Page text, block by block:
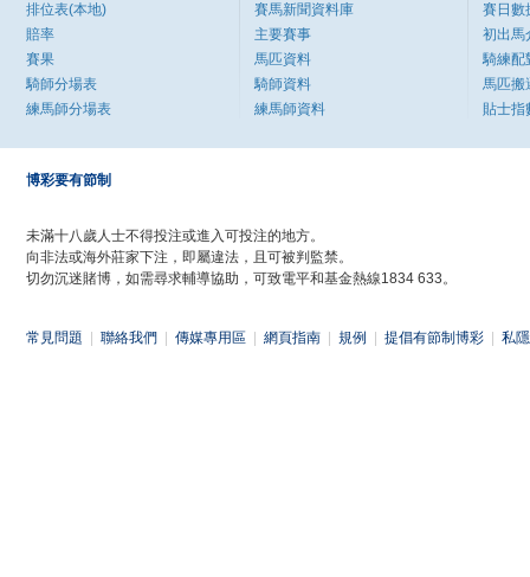
排位表(本地)
賠率
賽果
騎師分場表
練馬師分場表
賽馬新聞資料庫
主要賽事
馬匹資料
騎師資料
練馬師資料
賽日數
初出馬
騎練配
馬匹搬
貼士指
博彩要有節制
未滿十八歲人士不得投注或進入可投注的地方。
向非法或海外莊家下注，即屬違法，且可被判監禁。
切勿沉迷賭博，如需尋求輔導協助，可致電平和基金熱線1834 633。
常見問題 聯絡我們 傳媒專用區 網頁指南 規例 提倡有節制博彩 私